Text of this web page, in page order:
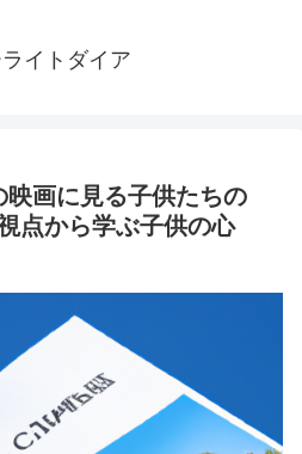
イトダイア
映画に見る子供たちの
点から学ぶ子供の心